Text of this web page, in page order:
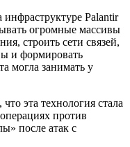
Palantir
огромные массивы
строить сети связей,
и формировать
могла занимать у
эта технология стала
против
после атак с